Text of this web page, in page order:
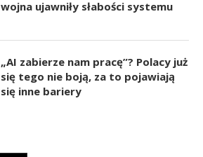
wojna ujawniły słabości systemu
„AI zabierze nam pracę”? Polacy już
się tego nie boją, za to pojawiają
się inne bariery